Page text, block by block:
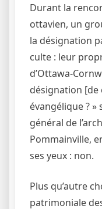
Durant la
ottavien, un
la désignation
culte : leur
d’Ottawa-
désignation [de
évangélique ?
général de
Pommainville,
ses yeux : non.
Plus qu’autre
patrimoniale